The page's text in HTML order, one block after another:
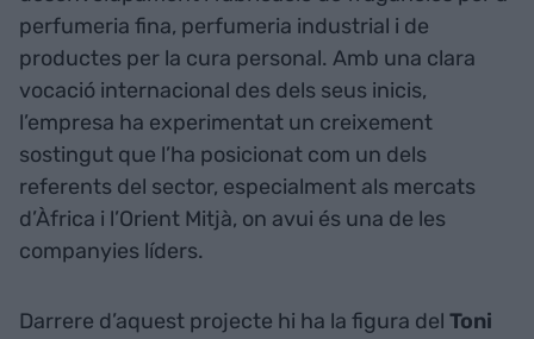
perfumeria fina, perfumeria industrial i de
productes per la cura personal. Amb una clara
vocació internacional des dels seus inicis,
l’empresa ha experimentat un creixement
sostingut que l’ha posicionat com un dels
referents del sector, especialment als mercats
d’Àfrica i l’Orient Mitjà, on avui és una de les
companyies líders.
Darrere d’aquest projecte hi ha la figura del Toni